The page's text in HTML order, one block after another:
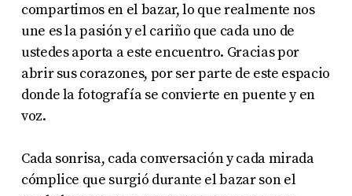
compartimos en el bazar, lo que realmente nos
une es la pasión y el cariño que cada uno de
ustedes aporta a este encuentro. Gracias por
abrir sus corazones, por ser parte de este espacio
donde la fotografía se convierte en puente y en
voz.
Cada sonrisa, cada conversación y cada mirada
cómplice que surgió durante el bazar son el